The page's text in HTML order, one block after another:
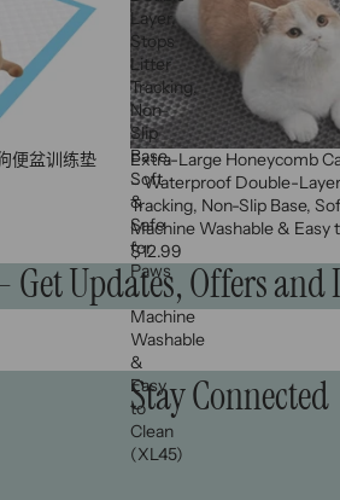
便盆训练垫
Layer,
Stops
Litter
Tracking,
Non-
Slip
Base,
Soft
&
Safe
for
Paws
–
Machine
Washable
&
Easy
to
Clean
(XL45)
Extra-Large Honeycomb
– Waterproof Double-
Tracking, Non-Slip Base,
Machine Washable & Easy
$12.99
Get Updates, Offers and
Stay Connected